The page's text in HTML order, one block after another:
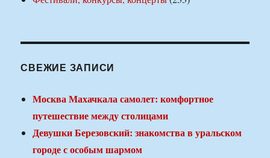
СВЕЖИЕ ЗАПИСИ
Москва Махачкала самолет: комфортное
путешествие между столицами
Девушки Березовский: знакомства в уральском
городе с особым шармом